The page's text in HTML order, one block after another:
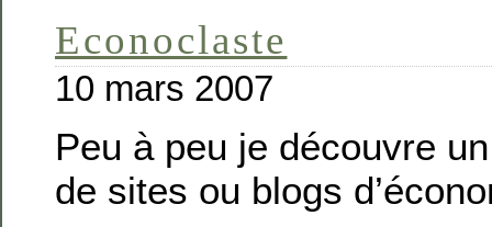
Econoclaste
10 mars 2007
Peu à peu je découvre
de sites ou blogs